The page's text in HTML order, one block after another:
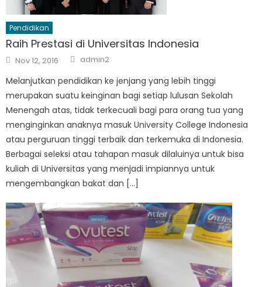
Pendidikan
Raih Prestasi di Universitas Indonesia
Posted
on
Nov 12, 2016 Author
admin2
Melanjutkan pendidikan ke jenjang yang lebih tinggi
merupakan suatu keinginan bagi setiap lulusan Sekolah
Menengah atas, tidak terkecuali bagi para orang tua yang
menginginkan anaknya masuk University College Indonesia
atau perguruan tinggi terbaik dan terkemuka di Indonesia.
Berbagai seleksi atau tahapan masuk dilaluinya untuk bisa
kuliah di Universitas yang menjadi impiannya untuk
mengembangkan bakat dan […]